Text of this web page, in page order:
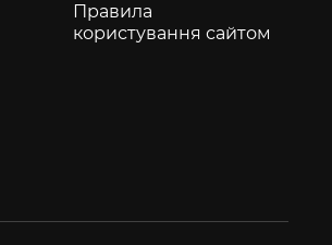
Правила
користування сайтом